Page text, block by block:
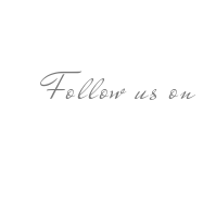
Follow us